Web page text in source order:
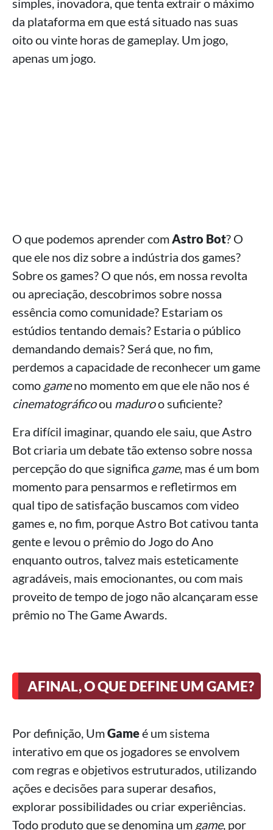
simples, inovadora, que tenta extrair o máximo
da plataforma em que está situado nas suas
oito ou vinte horas de gameplay. Um jogo,
apenas um jogo.
O que podemos aprender comAstro Bot? O
que ele nos diz sobre a indústria dos games?
Sobre os games? O que nós, em nossa revolta
ou apreciação, descobrimos sobre nossa
essência como comunidade? Estariam os
estúdios tentando demais? Estaria o público
demandando demais? Será que, no fim,
perdemos a capacidade de reconhecer um game
como gameno momento em que ele não nos é
cinematográficoou maduroo suficiente?
Era difícil imaginar, quando ele saiu, que Astro
Bot criaria um debate tão extenso sobre nossa
percepção do que significa game, mas é um bom
momento para pensarmos e refletirmos em
qual tipo de satisfação buscamos com video
games e, no fim, porque Astro Bot cativou tanta
gente e levou o prêmio do Jogo do Ano
enquanto outros, talvez mais esteticamente
agradáveis, mais emocionantes, ou com mais
proveito de tempo de jogo não alcançaram esse
prêmio no The Game Awards.
AFINAL, O QUE DEFINE UM GAME?
Por definição, UmGameé um sistema
interativo em que os jogadores se envolvem
com regras e objetivos estruturados, utilizando
ações e decisões para superar desafios,
explorar possibilidades ou criar experiências.
Todo produto que se denomina um game, por